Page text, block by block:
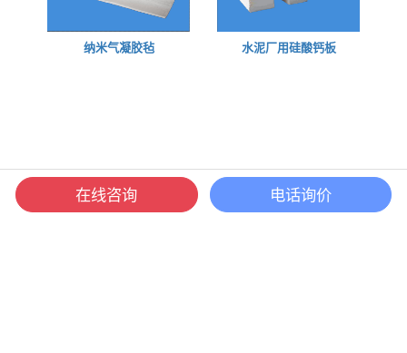
纳米气凝胶毡 水泥厂用硅酸钙板
在线咨询 电话询价